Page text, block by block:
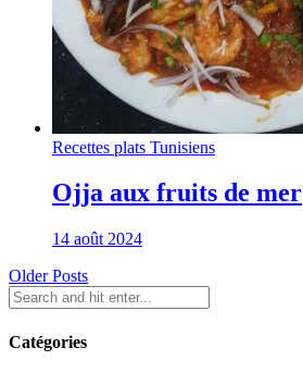
Recettes plats Tunisiens
Ojja aux fruits de mer
14 août 2024
Older Posts
Catégories